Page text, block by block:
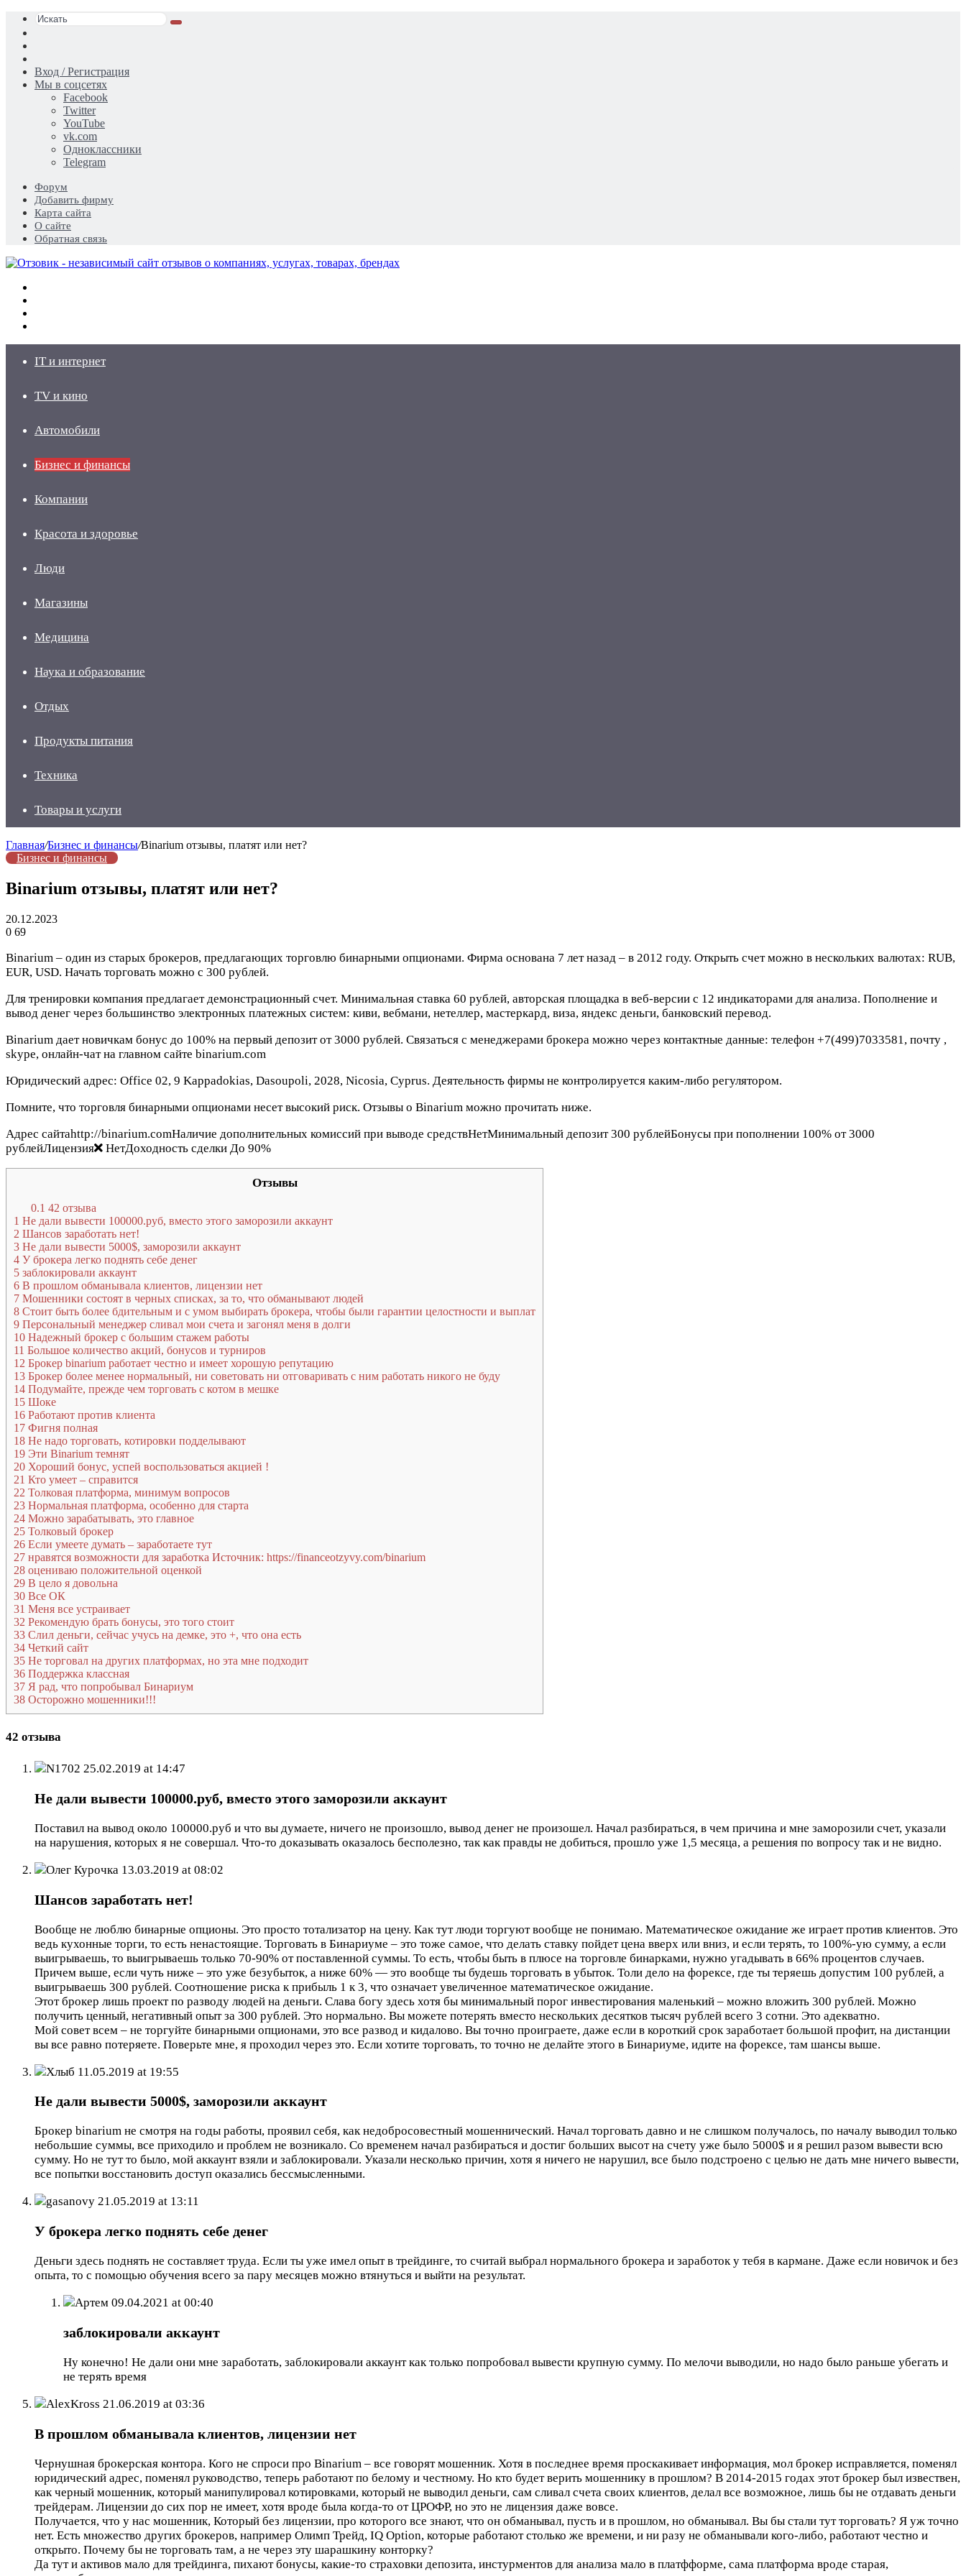
Искать
статья
Вход / Регистрация
Мы в соцсетях
Facebook
Twitter
YouTube
vk.com
Одноклассники
Telegram
Форум
Добавить фирму
Карта сайта
О сайте
Обратная связь
IT и интернет
TV и кино
Автомобили
Бизнес и финансы
Компании
Красота и здоровье
Люди
Магазины
Медицина
Наука и образование
Отдых
Продукты питания
Техника
Товары и услуги
Главная/Бизнес и финансы/Binarium отзывы, платят или нет?
Бизнес и финансы
Binarium отзывы, платят или нет?
20.12.2023
0 69
Binarium – один из старых брокеров, предлагающих торговлю бинарными опционами. Фирма основана 7 лет назад – в 2012 году. Открыть счет можно в нескольких валютах: RUB,
EUR, USD. Начать торговать можно с 300 рублей.
Для тренировки компания предлагает демонстрационный счет. Минимальная ставка 60 рублей, авторская площадка в веб-версии с 12 индикаторами для анализа. Пополнение и
вывод денег через большинство электронных платежных систем: киви, вебмани, нетеллер, мастеркард, виза, яндекс деньги, банковский перевод.
Binarium дает новичкам бонус до 100% на первый депозит от 3000 рублей. Связаться с менеджерами брокера можно через контактные данные: телефон +7(499)7033581, почту ,
skype, онлайн-чат на главном сайте binarium.com
Юридический адрес: Office 02, 9 Kappadokias, Dasoupoli, 2028, Nicosia, Cyprus. Деятельность фирмы не контролируется каким-либо регулятором.
Помните, что торговля бинарными опционами несет высокий риск. Отзывы о Binarium можно прочитать ниже.
Адрес сайтаhttp://binarium.comНаличие дополнительных комиссий при выводе средствНетМинимальный депозит 300 рублейБонусы при пополнении 100% от 3000
рублейЛицензия
НетДоходность сделки До 90%
Отзывы
0.1 42 отзыва
1 Не дали вывести 100000.руб, вместо этого заморозили аккаунт
2 Шансов заработать нет!
3 Не дали вывести 5000$, заморозили аккаунт
4 У брокера легко поднять себе денег
5 заблокировали аккаунт
6 В прошлом обманывала клиентов, лицензии нет
7 Мошенники состоят в черных списках, за то, что обманывают людей
8 Стоит быть более бдительным и с умом выбирать брокера, чтобы были гарантии целостности и выплат
9 Персональный менеджер сливал мои счета и загонял меня в долги
10 Надежный брокер с большим стажем работы
11 Большое количество акций, бонусов и турниров
12 Брокер binarium работает честно и имеет хорошую репутацию
13 Брокер более менее нормальный, ни советовать ни отговаривать с ним работать никого не буду
14 Подумайте, прежде чем торговать с котом в мешке
15 Шоке
16 Работают против клиента
17 Фигня полная
18 Не надо торговать, котировки подделывают
19 Эти Binarium темнят
20 Хороший бонус, успей воспользоваться акцией !
21 Кто умеет – справится
22 Толковая платформа, минимум вопросов
23 Нормальная платформа, особенно для старта
24 Можно зарабатывать, это главное
25 Толковый брокер
26 Если умеете думать – заработаете тут
27 нравятся возможности для заработка Источник: https://financeotzyvy.com/binarium
28 оцениваю положительной оценкой
29 В цело я довольна
30 Все ОК
31 Меня все устраивает
32 Рекомендую брать бонусы, это того стоит
33 Слил деньги, сейчас учусь на демке, это +, что она есть
34 Четкий сайт
35 Не торговал на других платформах, но эта мне подходит
36 Поддержка классная
37 Я рад, что попробывал Бинариум
38 Осторожно мошенники!!!
42 отзыва
N1702 25.02.2019 at 14:47
Не дали вывести 100000.руб, вместо этого заморозили аккаунт
Поставил на вывод около 100000.руб и что вы думаете, ничего не произошло, вывод денег не произошел. Начал разбираться, в чем причина и мне заморозили счет, указали
на нарушения, которых я не совершал. Что-то доказывать оказалось бесполезно, так как правды не добиться, прошло уже 1,5 месяца, а решения по вопросу так и не видно.
Олег Курочка 13.03.2019 at 08:02
Шансов заработать нет!
Вообще не люблю бинарные опционы. Это просто тотализатор на цену. Как тут люди торгуют вообще не понимаю. Математическое ожидание же играет против клиентов. Это
ведь кухонные торги, то есть ненастоящие. Торговать в Бинариуме – это тоже самое, что делать ставку пойдет цена вверх или вниз, и если терять, то 100%-ую сумму, а если
выигрываешь, то выигрываешь только 70-90% от поставленной суммы. То есть, чтобы быть в плюсе на торговле бинарками, нужно угадывать в 66% процентов случаев.
Причем выше, если чуть ниже – это уже безубыток, а ниже 60% — это вообще ты будешь торговать в убыток. Толи дело на форексе, где ты теряешь допустим 100 рублей, а
выигрываешь 300 рублей. Соотношение риска к прибыль 1 к 3, что означает увеличенное математическое ожидание.
Этот брокер лишь проект по разводу людей на деньги. Слава богу здесь хотя бы минимальный порог инвестирования маленький – можно вложить 300 рублей. Можно
получить ценный, негативный опыт за 300 рублей. Это нормально. Вы можете потерять вместо нескольких десятков тысяч рублей всего 3 сотни. Это адекватно.
Мой совет всем – не торгуйте бинарными опционами, это все развод и кидалово. Вы точно проиграете, даже если в короткий срок заработает большой профит, на дистанции
вы все равно потеряете. Поверьте мне, я проходил через это. Если хотите торговать, то точно не делайте этого в Бинариуме, идите на форексе, там шансы выше.
Хлыб 11.05.2019 at 19:55
Не дали вывести 5000$, заморозили аккаунт
Брокер binarium не смотря на годы работы, проявил себя, как недобросовестный мошеннический. Начал торговать давно и не слишком получалось, по началу выводил только
небольшие суммы, все приходило и проблем не возникало. Со временем начал разбираться и достиг больших высот на счету уже было 5000$ и я решил разом вывести всю
сумму. Но не тут то было, мой аккаунт взяли и заблокировали. Указали несколько причин, хотя я ничего не нарушил, все было подстроено с целью не дать мне ничего вывести,
все попытки восстановить доступ оказались бессмысленными.
gasanovy 21.05.2019 at 13:11
У брокера легко поднять себе денег
Деньги здесь поднять не составляет труда. Если ты уже имел опыт в трейдинге, то считай выбрал нормального брокера и заработок у тебя в кармане. Даже если новичок и без
опыта, то с помощью обучения всего за пару месяцев можно втянуться и выйти на результат.
Артем 09.04.2021 at 00:40
заблокировали аккаунт
Ну конечно! Не дали они мне заработать, заблокировали аккаунт как только попробовал вывести крупную сумму. По мелочи выводили, но надо было раньше убегать и
не терять время
AlexKross 21.06.2019 at 03:36
В прошлом обманывала клиентов, лицензии нет
Чернушная брокерская контора. Кого не спроси про Binarium – все говорят мошенник. Хотя в последнее время проскакивает информация, мол брокер исправляется, поменял
юридический адрес, поменял руководство, теперь работают по белому и честному. Но кто будет верить мошеннику в прошлом? В 2014-2015 годах этот брокер был извествен,
как черный мошенник, который манипулировал котировками, который не выводил деньги, сам сливал счета своих клиентов, делал все возможное, лишь бы не отдавать деньги
трейдерам. Лицензии до сих пор не имеет, хотя вроде была когда-то от ЦРОФР, но это не лицензия даже вовсе.
Получается, что у нас мошенник, Который без лицензии, про которого все знают, что он обманывал, пусть и в прошлом, но обманывал. Вы бы стали тут торговать? Я уж точно
нет. Есть множество других брокеров, например Олимп Трейд, IQ Option, которые работают столько же времени, и ни разу не обманывали кого-либо, работают честно и
открыто. Почему бы не торговать там, а не через эту шарашкину конторку?
Да тут и активов мало для трейдинга, пихают бонусы, какие-то страховки депозита, инстурментов для анализа мало в платфформе, сама платформа вроде старая,